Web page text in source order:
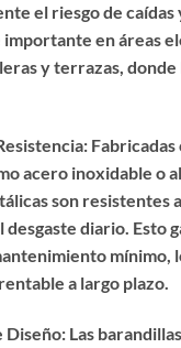
el riesgo de caídas
en áreas
y terrazas, donde
acero inoxidable o
son resistentes
diario. Esto
mínimo,
a largo plazo.
Las